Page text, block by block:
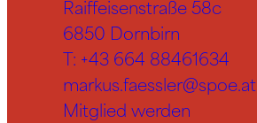
Raiffeisenstraße 58c
6850 Dornbirn
T: +43 664 88461634
markus.faessler@spoe.at
Mitglied werden